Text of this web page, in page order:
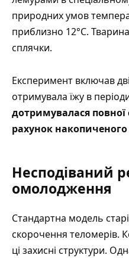
природних умов
приблизно 12°C.
сплячки.
Експеримент включав
отримувала їжу в
дотримувалася
рахунок накопиченого
Несподіваний
омолодження
Стандартна модель
скорочення теломерів.
ці захисні структури.